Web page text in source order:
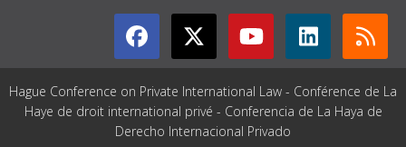
Hague Conference on Private International Law - Conférence de La
Haye de droit international privé - Conferencia de La Haya de
Derecho Internacional Privado